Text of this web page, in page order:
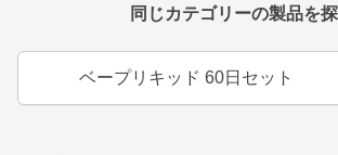
同じカテゴリーの製品を
ベープリキッド 60日セット